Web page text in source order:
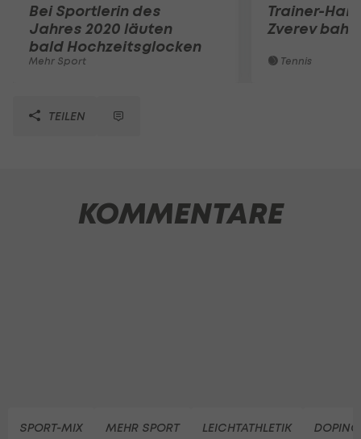
Bei Sportlerin des
Jahres 2020 läuten
bald Hochzeitsglocken
Mehr Sport
Trainer-
Zverev
Tennis
TEILEN
KOMMENTARE
SPORT-MIX MEHR SPORT LEICHTATHLETIK DOPING